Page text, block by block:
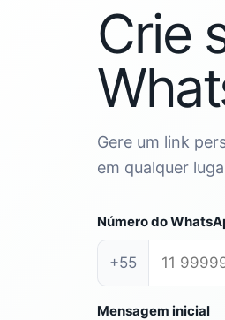
Crie
Gere um link
em qualquer
Número do
+55
Mensagem inicial